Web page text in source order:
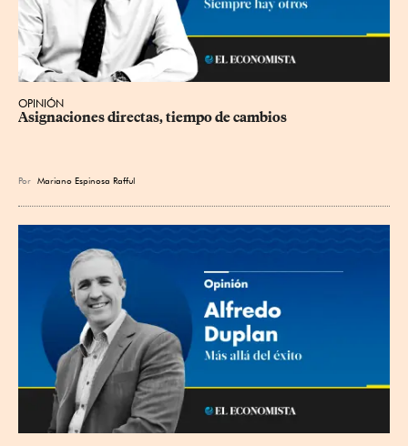
OPINIÓN
Asignaciones directas, tiempo de cambios
Por Mariano Espinosa Rafful